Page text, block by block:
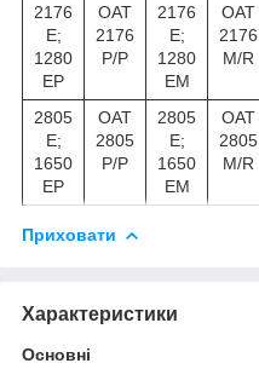
2176
E;
1280
EP
OAT
2176
P/P
2176
E;
1280
EM
OAT
2176
M/R
2805
E;
1650
EP
OAT
2805
P/P
2805
E;
1650
EM
OAT
2805
M/R
Приховати
Характеристики
Основні